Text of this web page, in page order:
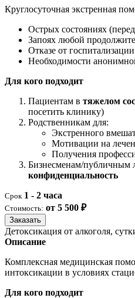
Круглосуточная экстренная
Острых состояниях
Запоях любой
Отказе от госпитализации
Необходимости
Для кого подходит
Пациентам в тяжелом
посетить клинику)
Родственникам для:
Экстренного
Мотивации на
Получения
Бизнесменам/публичным
конфиденциальность
Срок 1 - 2 часа
Стоимость: от 5 500 ₽
Заказать
Детоксикация от алкоголя,
Описание
Комплексная медицинская
интоксикации в условиях
Для кого подходит